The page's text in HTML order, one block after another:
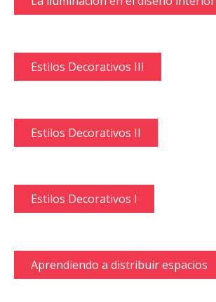
Estilos Decorativos III
Estilos Decorativos II
Estilos Decorativos I
Aprendiendo a distribuir espacios